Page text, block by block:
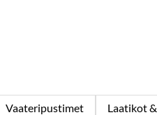
Vaateripustimet Laatikot